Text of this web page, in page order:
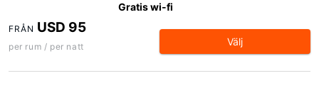
Gratis wi-fi
FRÅN USD 95
per rum / per natt Välj